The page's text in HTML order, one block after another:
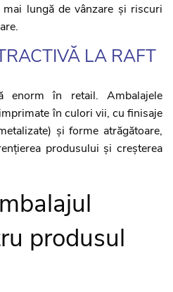
lungă de vânzare și riscuri
LA RAFT
enorm în retail. Ambalajele
în culori vii, cu finisaje
și forme atrăgătoare,
produsului și creșterea
produsul